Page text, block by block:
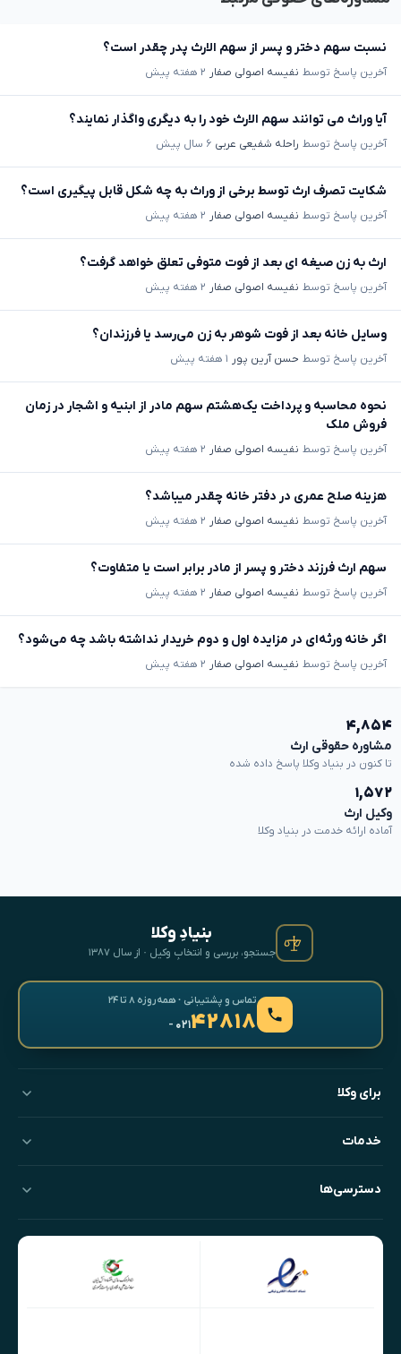
نسبت سهم دختر و پسر از سهم الارث پدر چقدر است؟
آخرین پاسخ توسط نفیسه اصولی صفار ۲ هفته پیش
آیا وراث می توانند سهم الارث خود را به دیگری واگذار نمایند؟
آخرین پاسخ توسط راحله شفیعی عربی ۶ سال پیش
شکایت تصرف ارث توسط برخی از وراث به چه شکل قابل پیگیری است؟
آخرین پاسخ توسط نفیسه اصولی صفار ۲ هفته پیش
ارث به زن صیغه ای بعد از فوت متوفی تعلق خواهد گرفت؟
آخرین پاسخ توسط نفیسه اصولی صفار ۲ هفته پیش
وسایل خانه بعد از فوت شوهر به زن می‌رسد یا فرزندان؟
آخرین پاسخ توسط حسن آرین پور ۱ هفته پیش
نحوه محاسبه و پرداخت یک‌هشتم سهم مادر از ابنیه و اشجار در زمان
فروش ملک
آخرین پاسخ توسط نفیسه اصولی صفار ۲ هفته پیش
هزینه صلح عمری در دفتر خانه چقدر میباشد؟
آخرین پاسخ توسط نفیسه اصولی صفار ۲ هفته پیش
سهم ارث فرزند دختر و پسر از مادر برابر است یا متفاوت؟
آخرین پاسخ توسط نفیسه اصولی صفار ۲ هفته پیش
اگر خانه ورثه‌ای در مزایده اول و دوم خریدار نداشته باشد چه می‌شود؟
آخرین پاسخ توسط نفیسه اصولی صفار ۲ هفته پیش
۴,۸۵۴
مشاوره حقوقی ارث
تا کنون در بنیاد وکلا پاسخ داده شده
۱,۵۷۲
وکیل ارث
آماده ارائه خدمت در بنیاد وکلا
بنیادِ وکلا
جستجو، بررسی و انتخابِ وکیل · از سال ۱۳۸۷
تماس و پشتیبانی · همه‌روزه ۸ تا ۲۴
۴۲۸۱۸- ۰۲۱
برای وکلا
خدمات
دسترسی‌ها